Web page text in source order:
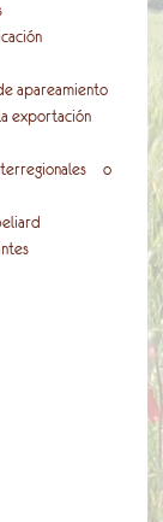
apareamiento
exportación
o